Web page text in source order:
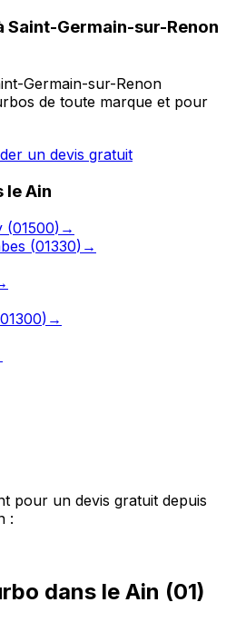
Saint-Germain-sur-Renon
Germain-sur-Renon
de toute marque et pour
un devis gratuit
leAin
(01500) →
(01330) →
01300) →
pour un devis gratuit depuis
:
dans le Ain (01)